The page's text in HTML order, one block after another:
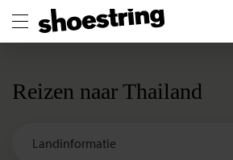
Reizen naar Thailand